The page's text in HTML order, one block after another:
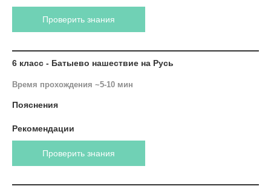
Проверить знания
6 класс - Батыево нашествие на Русь
Время прохождения ~5-10 мин
Пояснения
Рекомендации
Проверить знания